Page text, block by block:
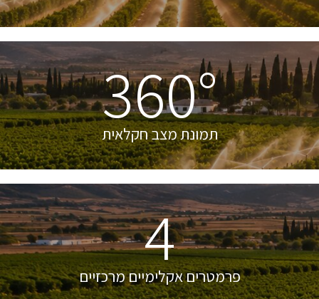
360°
תמונת מצב חקלאית
4
פרמטרים אקלימיים מרכזיים